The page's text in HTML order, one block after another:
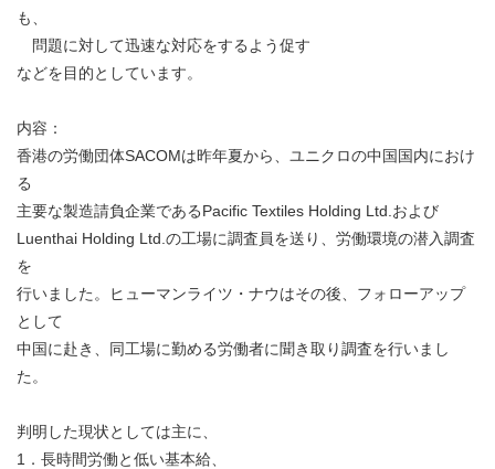
も、
問題に対して迅速な対応をするよう促す
などを目的としています。
内容：
香港の労働団体SACOMは昨年夏から、ユニクロの中国国内におけ
る
主要な製造請負企業であるPacific Textiles Holding Ltd.および
Luenthai Holding Ltd.の工場に調査員を送り、労働環境の潜入調査
を
行いました。ヒューマンライツ・ナウはその後、フォローアップ
として
中国に赴き、同工場に勤める労働者に聞き取り調査を行いまし
た。
判明した現状としては主に、
1．長時間労働と低い基本給、